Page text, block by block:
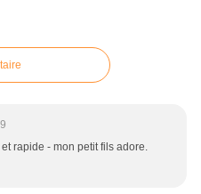
rapide - mon petit fils adore.